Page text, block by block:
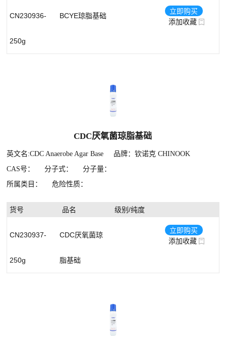
CN230936-
250g
BCYE琼脂基础
立即购买
添加收藏
CDC厌氧菌琼脂基础
英文名:CDC Anaerobe Agar Base
品牌：钦诺克 CHINOOK
CAS号：
分子式：
分子量：
所属类目：
危险性质：
货号 品名 级别/纯度
CN230937-
250g
CDC厌氧菌琼
脂基础
立即购买
添加收藏